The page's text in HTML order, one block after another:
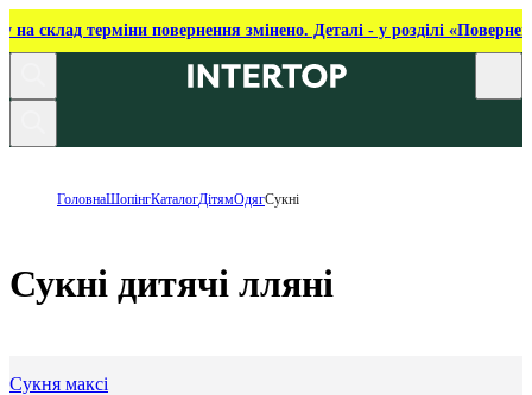
на склад терміни повернення змінено. Деталі - у розділі
ГоловнаШопінгКаталогДітямОдягСукні
Сукні дитячі лляні
Сукня максі